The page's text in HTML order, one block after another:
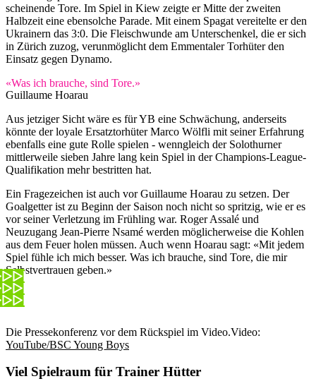
scheinende Tore. Im Spiel in Kiew zeigte er Mitte der zweiten
Halbzeit eine ebensolche Parade. Mit einem Spagat vereitelte er den
Ukrainern das 3:0. Die Fleischwunde am Unterschenkel, die er sich
in Zürich zuzog, verunmöglicht dem Emmentaler Torhüter den
Einsatz gegen Dynamo.
«Was ich brauche, sind Tore.»
Guillaume Hoarau
Aus jetziger Sicht wäre es für YB eine Schwächung, anderseits
könnte der loyale Ersatztorhüter Marco Wölfli mit seiner Erfahrung
ebenfalls eine gute Rolle spielen - wenngleich der Solothurner
mittlerweile sieben Jahre lang kein Spiel in der Champions-League-
Qualifikation mehr bestritten hat.
Ein Fragezeichen ist auch vor Guillaume Hoarau zu setzen. Der
Goalgetter ist zu Beginn der Saison noch nicht so spritzig, wie er es
vor seiner Verletzung im Frühling war. Roger Assalé und
Neuzugang Jean-Pierre Nsamé werden möglicherweise die Kohlen
aus dem Feuer holen müssen. Auch wenn Hoarau sagt: «Mit jedem
Spiel fühle ich mich besser. Was ich brauche, sind Tore, die mir
Selbstvertrauen geben.»
Die Pressekonferenz vor dem Rückspiel im Video.Video:
YouTube/BSC Young Boys
Viel Spielraum für Trainer Hütter